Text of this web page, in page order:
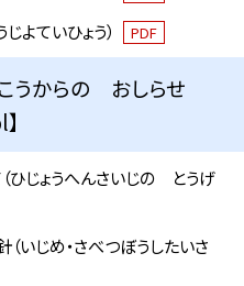
よていひょう） PDF
うからの おしらせ
ひじょうへんさいじの とうげ
いじめ・さべつぼうしたいさ